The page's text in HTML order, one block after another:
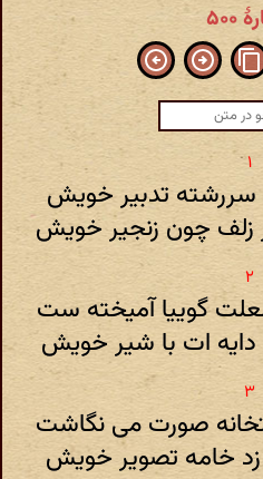
۵۰۰
سررشته تدبیر خویش
چون زنجیر خویش
گوییا آمیخته ست
ات با شیر خویش
صورت می نگاشت
خامه تصویر خویش